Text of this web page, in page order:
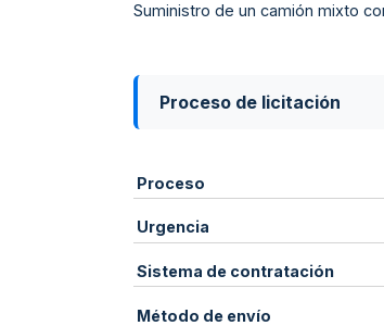
Suministro de un camión mixto
Proceso de licitación
Proceso
Urgencia
Sistema de contratación
Método de envío